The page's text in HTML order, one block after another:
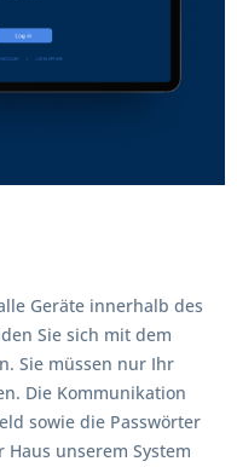
Geräte innerhalb des
Sie sich mit dem
Sie müssen nur Ihr
Die Kommunikation
sowie die Passwörter
unserem System